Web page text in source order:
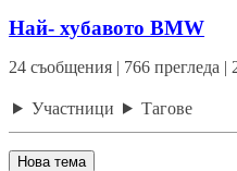
Най- хубавото BMW
24 съобщения | 766 прегледа |
Участници Тагове
Нова тема